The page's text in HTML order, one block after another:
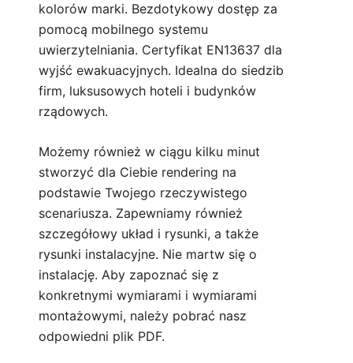
kolorów marki. Bezdotykowy dostęp za
pomocą mobilnego systemu
uwierzytelniania. Certyfikat EN13637 dla
wyjść ewakuacyjnych. Idealna do siedzib
firm, luksusowych hoteli i budynków
rządowych.
Możemy również w ciągu kilku minut
stworzyć dla Ciebie rendering na
podstawie Twojego rzeczywistego
scenariusza. Zapewniamy również
szczegółowy układ i rysunki, a także
rysunki instalacyjne. Nie martw się o
instalację. Aby zapoznać się z
konkretnymi wymiarami i wymiarami
montażowymi, należy pobrać nasz
odpowiedni plik PDF.